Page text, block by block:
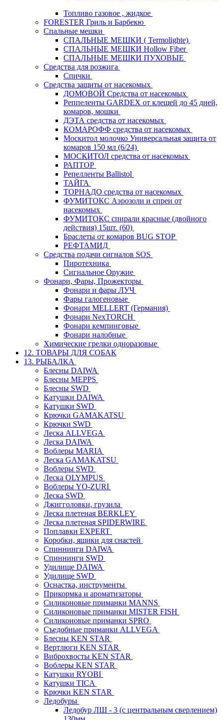
Топливо газовое , жидкое
FORESTER Гриль и Барбекю
Спальные мешки
СПАЛЬНЫЕ МЕШКИ ( Termolighte)
СПАЛЬНЫЕ МЕШКИ Hollow Fiber
СПАЛЬНЫЕ МЕШКИ ПУХОВЫЕ
Средства для розжига
Спички
Средства защиты от насекомых
ДОМОВОЙ Средства от насекомых
Реппеленты GARDEX от клещей до 45 дней,
комаров, мошки
ДЭТА средства от насекомых
КОМАРОФФ средства от насекомых
Москитол молочко Универсальная защита от
комаров 150 мл (6/24)
МОСКИТОЛ средства от насекомых
РАПТОР
Репелленты Ballistol
ТАЙГА
ТОРНАДО средства от насекомых
ФУМИТОКС Аэрозоли и спреи от
насекомых
ФУМИТОКС спирали красные (двойного
действия) 15шт. (60)
Браслеты от комаров BUG STOP
РЕФТАМИД
Средства подачи сигналов SOS
Пиротехника
Сигнальное Оружие
Фонари, Фары, Прожекторы
Фонари и фары ЛУЧ
Фары галогеновые
Фонари MELLERT (Германия)
Фонари NexTORCH
Фонари кемпинговые
Фонари налобные
Химические грелки одноразовые
12. ТОВАРЫ ДЛЯ СОБАК
13. РЫБАЛКА
Блесны DAIWA
Блесны MEPPS
Блесны SWD
Катушки DAIWA
Катушки SWD
Крючки GAMAKATSU
Крючки SWD
Леска ALLVEGA
Леска DAIWA
Воблеры MARIA
Леска GAMAKATSU
Воблеры SWD
Леска OLYMPUS
Воблеры YO-ZURI
Леска SWD
Джигголовки, грузила
Леска плетеная BERKLEY
Леска плетеная SPIDERWIRE
Поплавки EXPERT
Коробки, ящики для снастей
Спиннинги DAIWA
Спиннинги SWD
Удилище DAIWA
Удилище SWD
Оснастка, инструменты
Прикормка и ароматизаторы
Силиконовые приманки MANNS
Силиконовые приманки MISTER FISH
Силиконовые приманки SPRO
Съедобные приманки ALLVEGA
Блесны KEN STAR
Вертлюги KEN STAR
Виброхвосты KEN STAR
Воблеры KEN STAR
Катушки RYOBI
Катушки TICA
Крючки KEN STAR
Ледобуры
Ледобур ЛШ - 3 (с центральным сверлением)